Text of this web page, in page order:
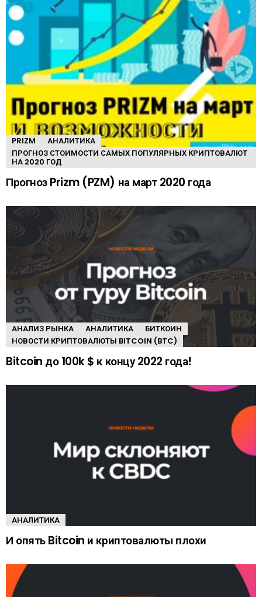
PRIZM
АНАЛИТИКА
ПРОГНОЗ СТОИМОСТИ САМЫХ ПОПУЛЯРНЫХ КРИПТОВАЛЮТ
НА 2020 ГОД
Прогноз Prizm (PZM) на март 2020 года
АНАЛИЗ РЫНКА АНАЛИТИКА
БИТКОИН
НОВОСТИ КРИПТОВАЛЮТЫ BITCOIN (BTC)
Bitcoin до 100k $ к концу 2022 года!
АНАЛИТИКА
И опять Bitcoin и криптовалюты плохи